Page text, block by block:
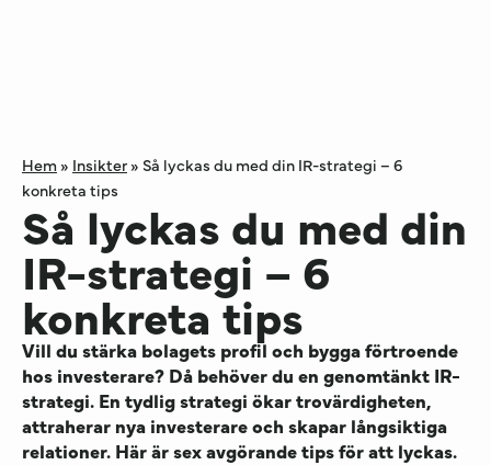
Hem » Insikter » Så lyckas du med din IR-strategi – 6
konkreta tips
Så lyckas du med din
IR-strategi – 6
konkreta tips
Vill du stärka bolagets profil och bygga förtroende
hos investerare? Då behöver du en genomtänkt IR-
strategi. En tydlig strategi ökar trovärdigheten,
attraherar nya investerare och skapar långsiktiga
relationer. Här är sex avgörande tips för att lyckas.